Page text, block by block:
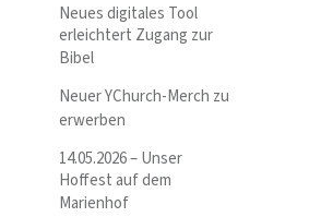
Neues digitales Tool
erleichtert Zugang zur
Bibel
Neuer YChurch-Merch zu
erwerben
14.05.2026 – Unser
Hoffest auf dem
Marienhof